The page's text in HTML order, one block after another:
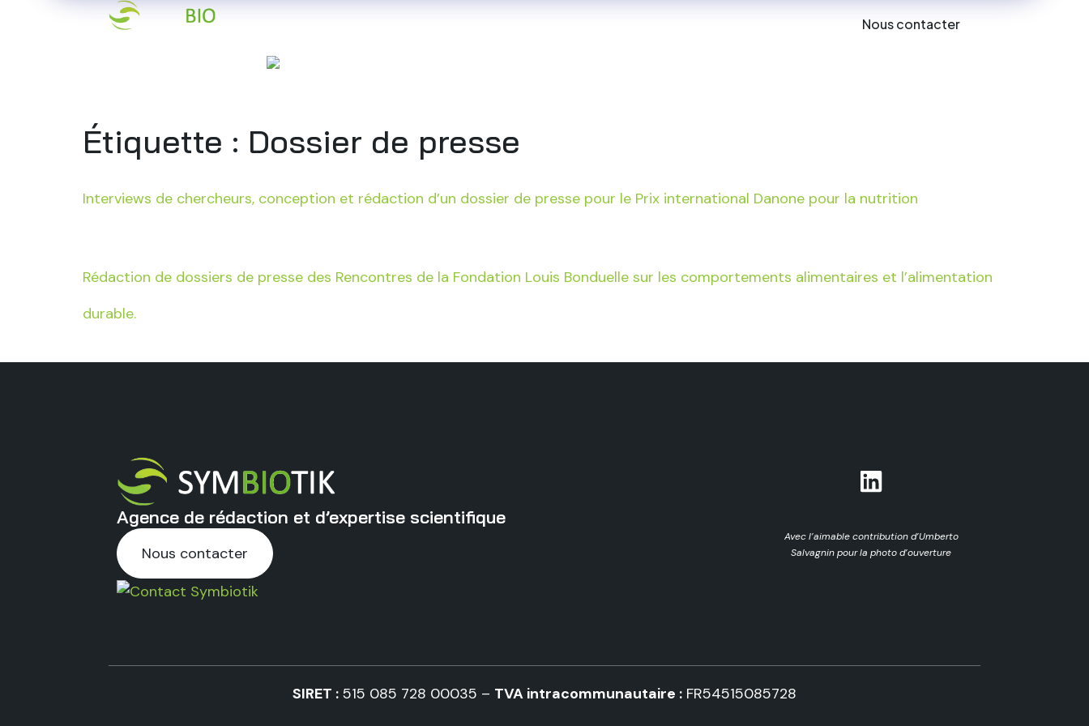
Nous contacter
Étiquette : Dossier de presse
Interviews de chercheurs, conception et rédaction d’un dossier de presse pour le Prix international Danone pour la nutrition
Rédaction de dossiers de presse des Rencontres de la Fondation Louis Bonduelle sur les comportements alimentaires et l’alimentation
durable.
Agence de rédaction et d’expertise scientifique
Nous contacter
Avec l’aimable contribution d’Umberto
Salvagnin pour la photo d’ouverture
SIRET : 515 085 728 00035 – TVA intracommunautaire : FR54515085728